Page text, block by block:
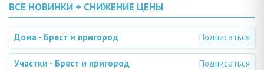
ВСЕ НОВИНКИ + СНИЖЕНИЕ ЦЕНЫ
Дома - Брест и пригород Подписаться
Участки - Брест и пригород Подписаться